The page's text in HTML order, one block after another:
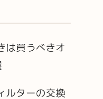
は買うべきオ
ルターの交換